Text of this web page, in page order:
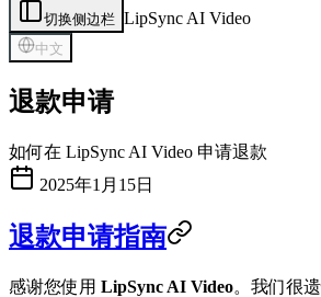
切换侧边栏 LipSync AI Video
中文
退款申请
如何在 LipSync AI Video 申请退款
2025年1月15日
退款申请指南
感谢您使用 LipSync AI Video。我们很